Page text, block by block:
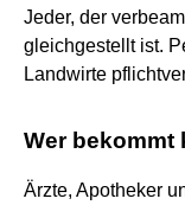
Jeder, der
gleichgestellt ist.
Landwirte
Wer bekommt
Ärzte, Apotheker